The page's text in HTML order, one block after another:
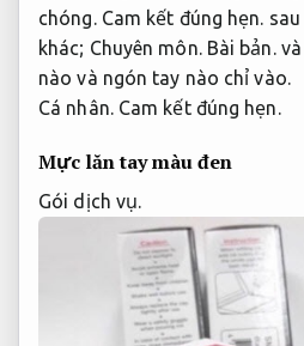
chóng. Cam kết đúng hẹn.
khác; Chuyên môn. Bài bản.và
nào và ngón tay nào chỉ vào.
Cá nhân. Cam kết đúng hẹn.
Mực lăn tay màu đen
Gói dịch vụ.